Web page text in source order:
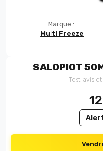
Marque :
Multi Freeze
SALOPIOT
Test, avis